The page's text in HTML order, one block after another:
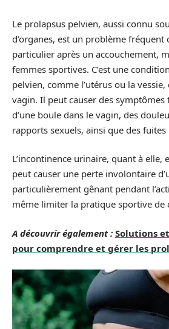
Le prolapsus pelvien, aussi connu
d’organes, est un problème fréquent
particulier après un accouchement,
femmes sportives. C’est une
pelvien, comme l’utérus ou la vessie,
vagin. Il peut causer des symptômes
d’une boule dans le vagin, des
rapports sexuels, ainsi que des
L’incontinence urinaire, quant à elle,
peut causer une perte involontaire
particulièrement gênant pendant
même limiter la pratique sportive de
A découvrir également : Solutions
pour comprendre et gérer les